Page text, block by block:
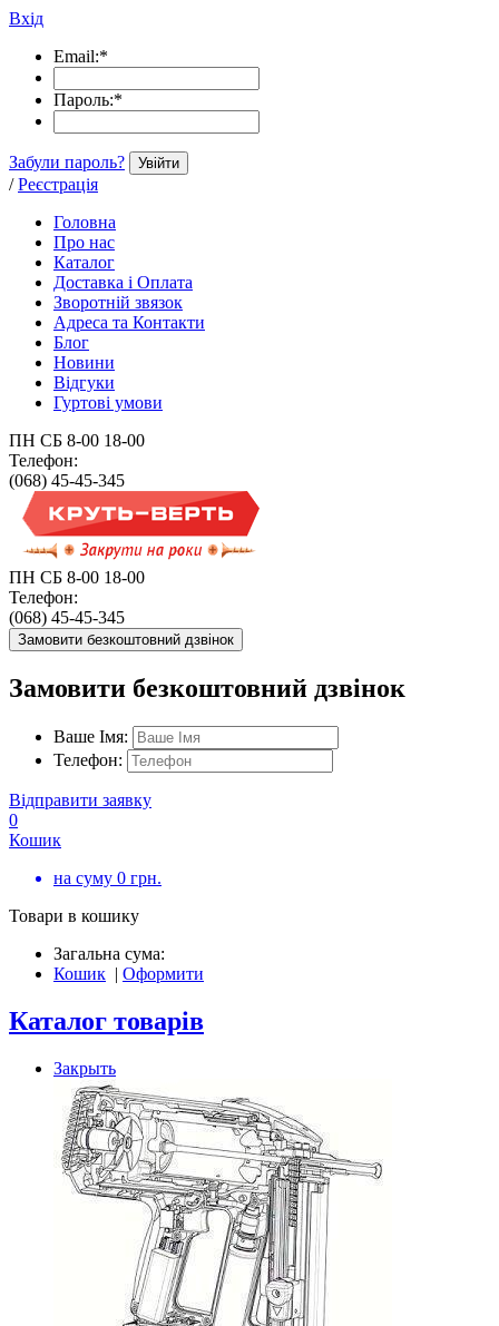
Вхід
Email:*
Пароль:*
Забули пароль? Увійти
/ Реєстрація
Головна
Про нас
Каталог
Доставка і Оплата
Зворотній звязок
Адреса та Контакти
Блог
Новини
Відгуки
Гуртові умови
ПН СБ 8-00 18-00
Телефон:
(068) 45-45-345
ПН СБ 8-00 18-00
Телефон:
(068) 45-45-345
Замовити безкоштовний дзвінок
Замовити безкоштовний дзвінок
Ваше Імя:
Телефон:
Відправити заявку
0
Кошик
на суму 0 грн.
Товари в кошику
Загальна сума:
Кошик | Оформити
Каталог товарів
Закрыть